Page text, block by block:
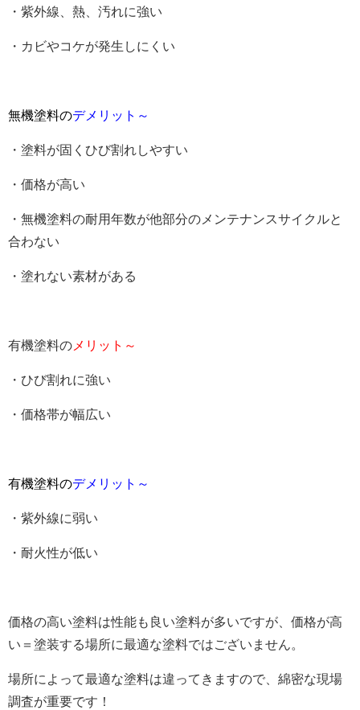
・紫外線、熱、汚れに強い
・カビやコケが発生しにくい
無機塗料のデメリット～
・塗料が固くひび割れしやすい
・価格が高い
・無機塗料の耐用年数が他部分のメンテナンスサイクルと
合わない
・塗れない素材がある
有機塗料のメリット～
・ひび割れに強い
・価格帯が幅広い
有機塗料のデメリット～
・紫外線に弱い
・耐火性が低い
価格の高い塗料は性能も良い塗料が多いですが、価格が高
い＝塗装する場所に最適な塗料ではございません。
場所によって最適な塗料は違ってきますので、綿密な現場
調査が重要です！